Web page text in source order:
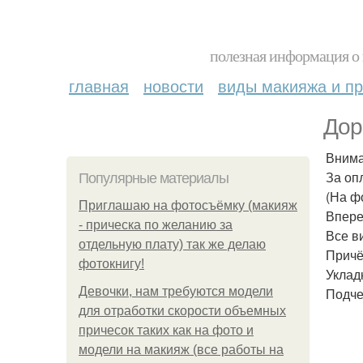
полезная информация
главная новости виды макияжа и
Популярные материалы
Приглашаю на фотосъёмку (макияж
- прическа по желанию за
отдельную плату) так же делаю
фотокнигу!
Девочки, нам требуются модели
для отработки скорости объемных
причесок таких как на фото и
модели на макияж (все работы на
За
(На
Все